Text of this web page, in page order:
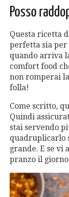
Posso
Questa ricetta
perfetta sia per
quando arriva
comfort food
non romperai
folla!
Come scritto,
Quindi
stai servendo
quadruplicarlo
grande. E se vi
pranzo il giorno